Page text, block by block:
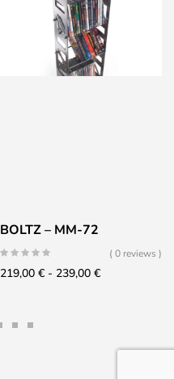
BOLTZ – MM-72
( 0 reviews )
219,00 € - 239,00 €Fascia
219,00 €